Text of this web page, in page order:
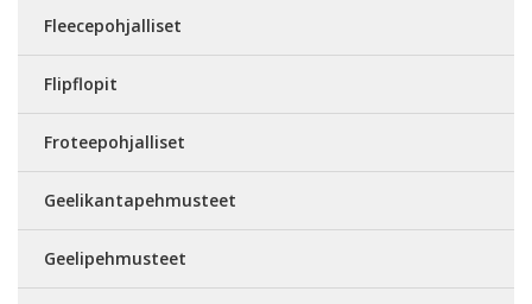
Fleecepohjalliset
Flipflopit
Froteepohjalliset
Geelikantapehmusteet
Geelipehmusteet